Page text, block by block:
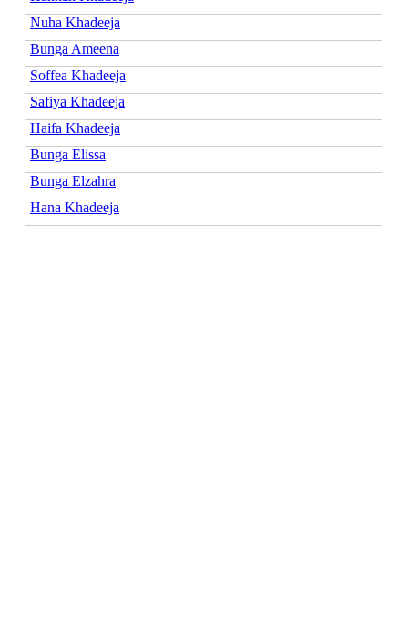
Nuha Khadeeja
Bunga Ameena
Soffea Khadeeja
Safiya Khadeeja
Haifa Khadeeja
Bunga Elissa
Bunga Elzahra
Hana Khadeeja